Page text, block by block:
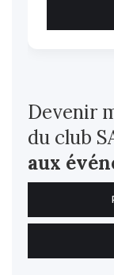
Devenir
du club
aux